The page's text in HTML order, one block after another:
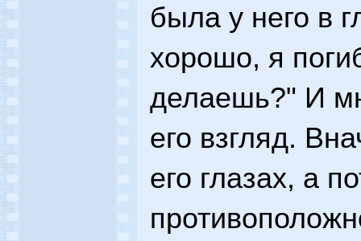
была у него в
хорошо, я
делаешь?" И
его взгляд.
его глазах, а